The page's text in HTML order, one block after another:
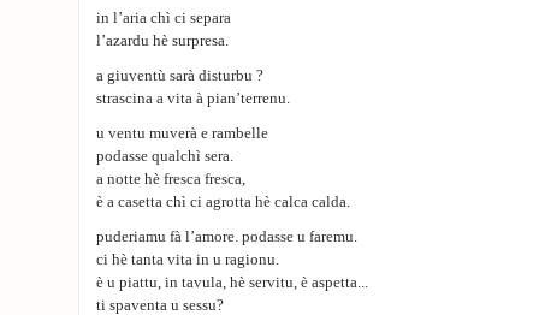
in l’aria chì ci separa
l’azardu hè surpresa.
a giuventù sarà disturbu ?
strascina a vita à pian’terrenu.
u ventu muverà e rambelle
podasse qualchì sera.
a notte hè fresca fresca,
è a casetta chì ci agrotta hè calca calda.
puderiamu fà l’amore. podasse u faremu.
ci hè tanta vita in u ragionu.
è u piattu, in tavula, hè servitu, è aspetta...
ti spaventa u sessu?